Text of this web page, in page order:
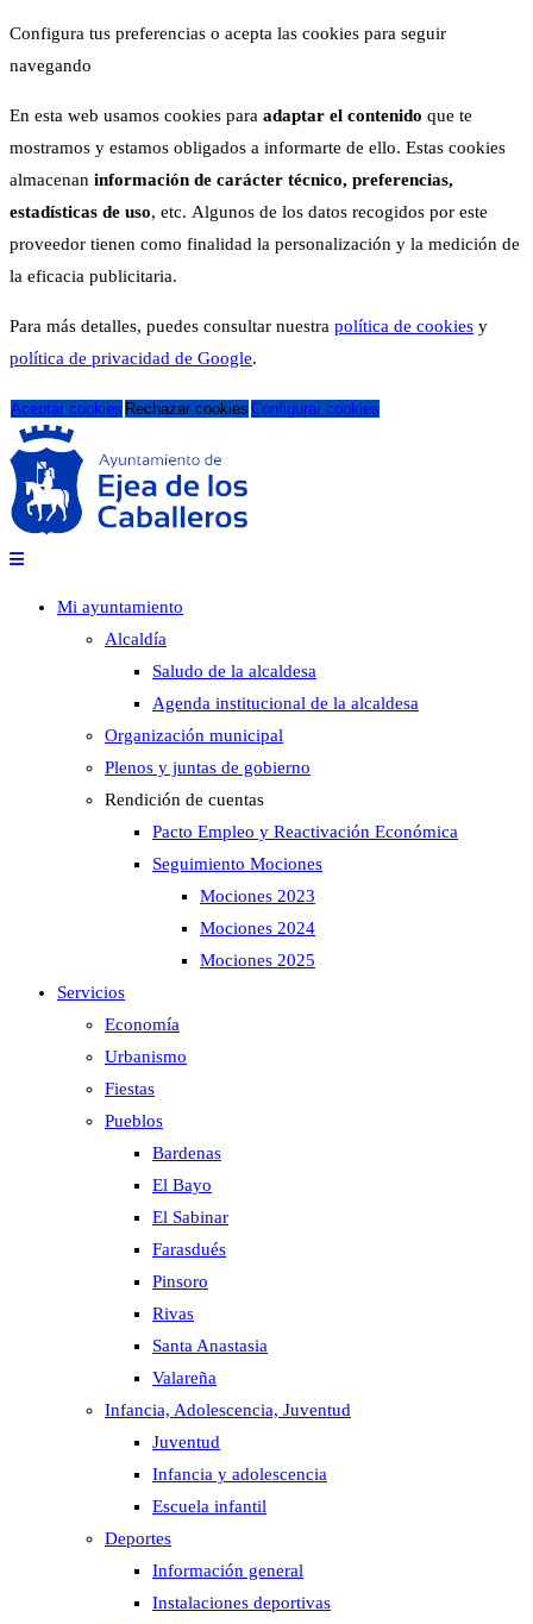
Configura tus preferencias o acepta las cookies para seguir
navegando
En esta web usamos cookies para adaptar el contenido que te
mostramos y estamos obligados a informarte de ello. Estas cookies
almacenan información de carácter técnico, preferencias,
estadísticas de uso, etc. Algunos de los datos recogidos por este
proveedor tienen como finalidad la personalización y la medición de
la eficacia publicitaria.
Para más detalles, puedes consultar nuestra política de cookies y
política de privacidad de Google.
Aceptar cookies Rechazar cookies Configurar cookies
Mi ayuntamiento
Alcaldía
Saludo de la alcaldesa
Agenda institucional de la alcaldesa
Organización municipal
Plenos y juntas de gobierno
Rendición de cuentas
Pacto Empleo y Reactivación Económica
Seguimiento Mociones
Mociones 2023
Mociones 2024
Mociones 2025
Servicios
Economía
Urbanismo
Fiestas
Pueblos
Bardenas
El Bayo
El Sabinar
Farasdués
Pinsoro
Rivas
Santa Anastasia
Valareña
Infancia, Adolescencia, Juventud
Juventud
Infancia y adolescencia
Escuela infantil
Deportes
Información general
Instalaciones deportivas